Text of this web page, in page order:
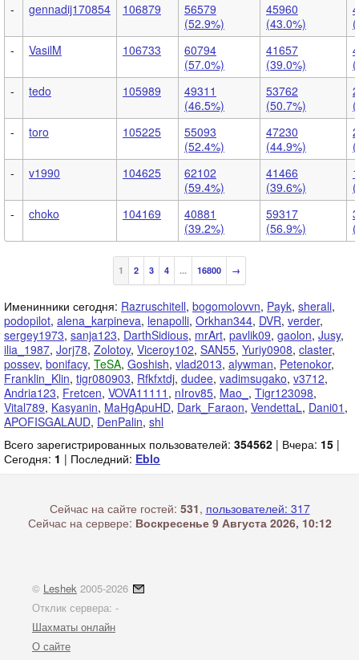
-
gennadij170854 106879
56579
(52.9%)
45960
(43.0%)
-
VasilM 106733
60794
(57.0%)
41657
(39.0%)
-
tedo 105989
49311
(46.5%)
53762
(50.7%)
-
toro 105225
55093
(52.4%)
47230
(44.9%)
-
v1990 104625
62102
(59.4%)
41466
(39.6%)
-
choko 104169
40881
(39.2%)
59317
(56.9%)
1 2 3 4 ... 16800 →
Именинники сегодня: Razruschitell, bogomolovvn, Payk, sherali,
podopilot, alena_karpineva, lenapolli, Orkhan344, DVR, verder,
sergey1973, sanja123, DarthSidious, mrArt, pavlik09, gaolon, Jusy,
ilia_1987, Jorj78, Zolotoy, Viceroy102, SAN55, Yuriy0908, claster,
possev, bonifacy, TeSA, Goshish, vlad2013, alywman, Petenokor,
Franklin_Klin, tigr080903, Rfkfxtdj, dudee, vadimsugako, v3712,
Andria123, Fretcen, VOVA11111 , nIrov85, Mao_ , Tigr123098,
Vital789, Kasyanin, MaHgApuHD, Dark_Faraon, VendettaL, Dani01 ,
APOFISGALAUD, DenPalin, shl
Всего зарегистрированных пользователей: 354562 | Вчера: 15 |
Сегодня: 1 | Последний: Eblo
Сейчас на сайте гостей: 531, пользователей: 317
Сейчас на сервере: Воскресенье 9 Августа 2026, 10:12
© Leshek 2005-2026
Отклик сервера: -
Шахматы онлайн
О сайте